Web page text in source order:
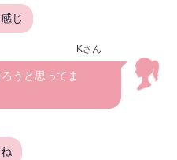
じ
Kさん
うと思ってま